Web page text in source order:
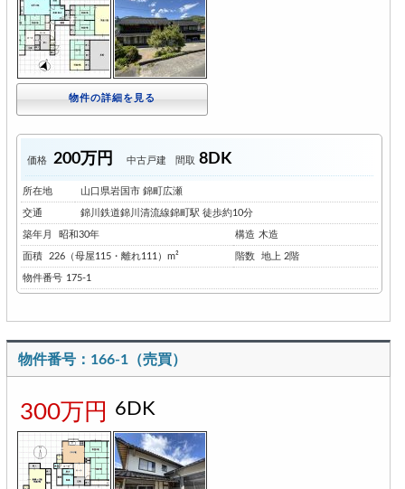
物件の詳細を見る
価格 200万円 中古戸建 間取 8DK
所在地 山口県岩国市 錦町広瀬
交通 錦川鉄道錦川清流線錦町駅 徒歩約10分
築年月 昭和30年 構造 木造
面積 226（母屋115・離れ111）m² 階数 地上 2階
物件番号 175-1
物件番号：166-1（売買）
300万円 6DK